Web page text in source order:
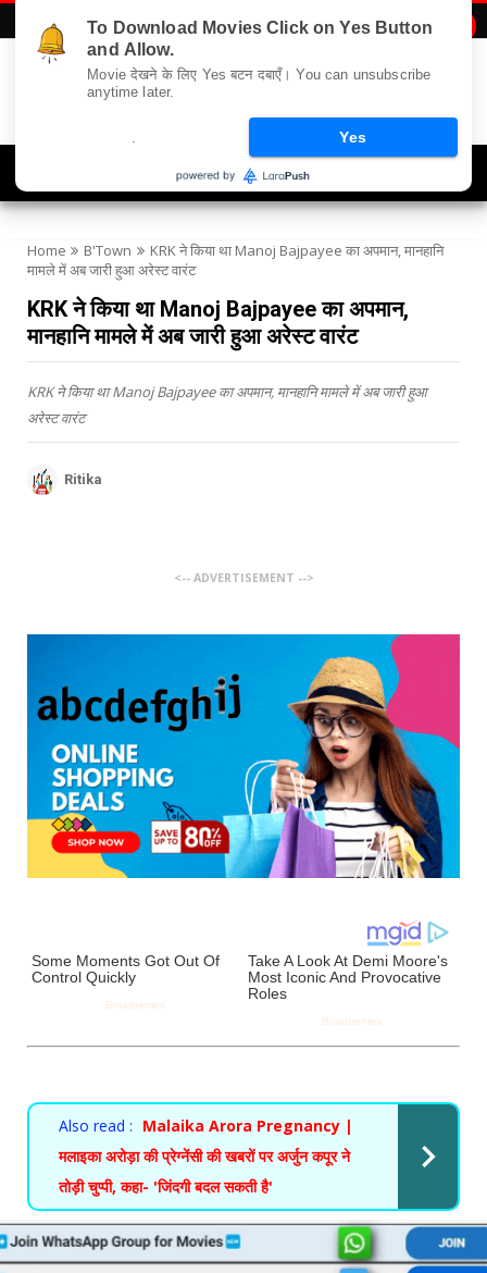
Home B'Town
KRK ने किया था Manoj Bajpayee का अपमान, मानहानि
मामले में अब जारी हुआ अरेस्ट वारंट
KRK ने किया था Manoj Bajpayee का अपमान,
मानहानि मामले में अब जारी हुआ अरेस्ट वारंट
KRK ने किया था Manoj Bajpayee का अपमान, मानहानि मामले में अब जारी हुआ
अरेस्ट वारंट
Ritika
<-- ADVERTISEMENT -->
Also read : Malaika Arora Pregnancy |
मलाइका अरोड़ा की प्रेग्नेंसी की खबरों पर अर्जुन कपूर ने
तोड़ी चुप्पी, कहा- 'जिंदगी बदल सकती है'
To Download Movies Click on Yes Button
and Allow.
Movie देखने के लिए Yes बटन दबाएँ। You can unsubscribe
anytime later.
Yes